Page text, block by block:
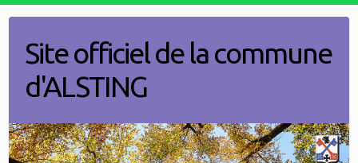
contentSite officiel de la commune
d'ALSTING